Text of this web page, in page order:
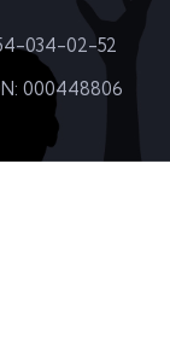
034-02-52
000448806